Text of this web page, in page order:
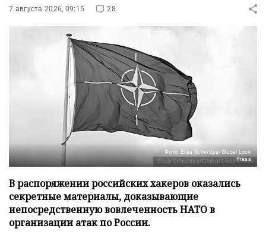
7 августа 2026, 09:15 28
Фото: Elisa Schu/dpa/Global Look
Press
В распоряжении российских хакеров оказались
секретные материалы, доказывающие
непосредственную вовлеченность НАТО в
организации атак по России.